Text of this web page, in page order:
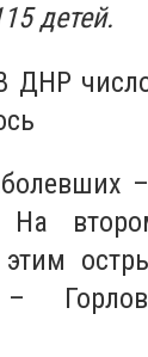
детей.
ДНР
этим
–